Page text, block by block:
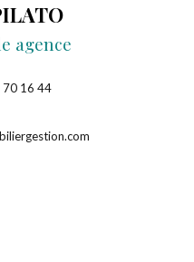
agence
70 16 44